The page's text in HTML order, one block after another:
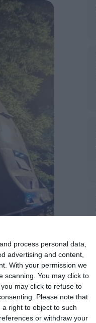
process personal data,
advertising and content,
With your permission we
scanning. You may click to
may click to refuse to
Please note that
right to object to such
or withdraw your